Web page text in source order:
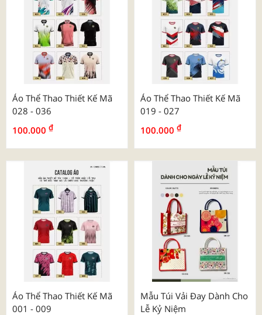
Áo Thể Thao Thiết Kế Mã
028 - 036
100.000 ₫
Áo Thể Thao Thiết Kế Mã
019 - 027
100.000 ₫
Áo Thể Thao Thiết Kế Mã
001 - 009
Mẫu Túi Vải Đay Dành Cho
Lễ Kỷ Niệm